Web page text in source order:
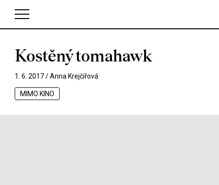
V košíku zatím nemáte žádné položky.
Kostěný tomahawk
1. 6. 2017 /Anna Krejčířová
MIMO KINO